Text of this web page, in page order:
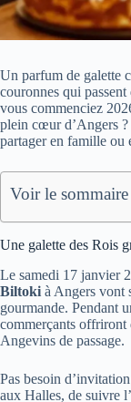
Un parfum de galette
couronnes qui
vous commenciez
plein cœur d’Angers
partager en famille ou
Voir le sommaire
Une galette des Rois
Le samedi 17 janvier
Biltoki à Angers vont
gourmande. Pendant
commerçants offriront
Angevins de passage.
Pas besoin
aux Halles, de suivre